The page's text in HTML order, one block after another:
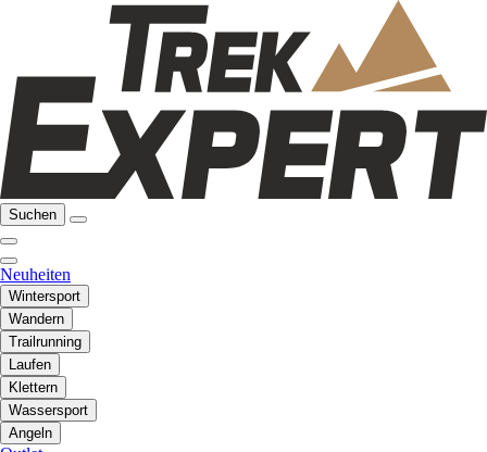
Suchen
Neuheiten
Wintersport
Wandern
Trailrunning
Laufen
Klettern
Wassersport
Angeln